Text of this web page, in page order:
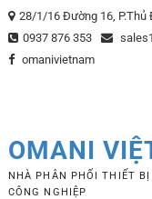
Skip
to
content
28/1/16 Đường 16, P.Thủ
0937 876 353
omanivietnam
OMANI
NHÀ PHÂN PHỐI THIẾT
CÔNG NGHIỆP